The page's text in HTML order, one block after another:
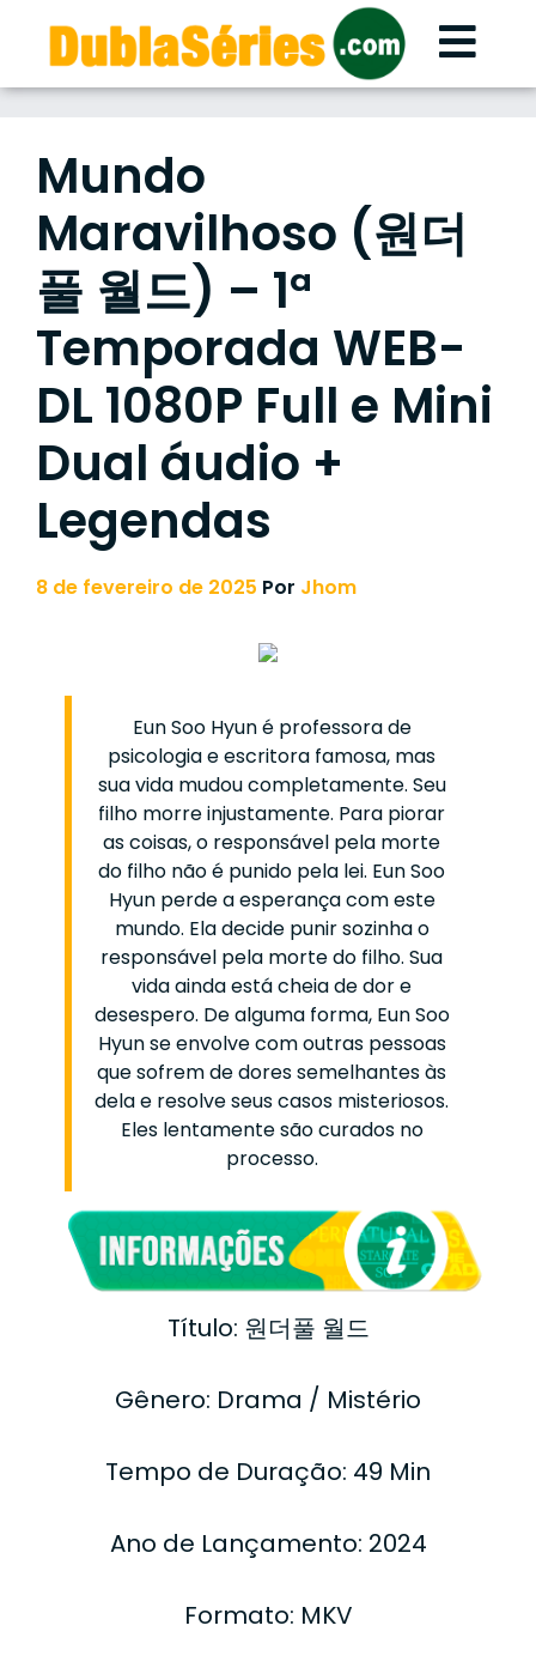
content
Mundo
Maravilhoso (원더
풀 월드) – 1ª
Temporada WEB-
DL 1080P Full e Mini
Dual áudio +
Legendas
8 de fevereiro de 2025 Por Jhom
Eun Soo Hyun é professora de
psicologia e escritora famosa, mas
sua vida mudou completamente. Seu
filho morre injustamente. Para piorar
as coisas, o responsável pela morte
do filho não é punido pela lei. Eun Soo
Hyun perde a esperança com este
mundo. Ela decide punir sozinha o
responsável pela morte do filho. Sua
vida ainda está cheia de dor e
desespero. De alguma forma, Eun Soo
Hyun se envolve com outras pessoas
que sofrem de dores semelhantes às
dela e resolve seus casos misteriosos.
Eles lentamente são curados no
processo.
Título: 원더풀 월드
Gênero: Drama / Mistério
Tempo de Duração: 49 Min
Ano de Lançamento: 2024
Formato: MKV